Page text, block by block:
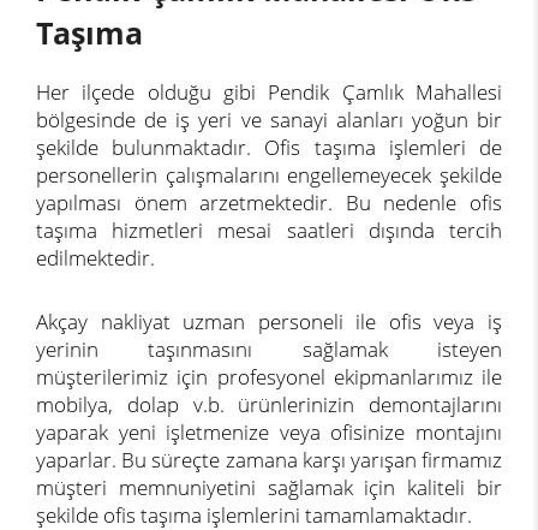
Taşıma
Her ilçede olduğu gibi Pendik Çamlık Mahallesi
bölgesinde de iş yeri ve sanayi alanları yoğun bir
şekilde bulunmaktadır. Ofis taşıma işlemleri de
personellerin çalışmalarını engellemeyecek şekilde
yapılması önem arzetmektedir. Bu nedenle ofis
taşıma hizmetleri mesai saatleri dışında tercih
edilmektedir.
Akçay nakliyat uzman personeli ile ofis veya iş
yerinin taşınmasını sağlamak isteyen
müşterilerimiz için profesyonel ekipmanlarımız ile
mobilya, dolap v.b. ürünlerinizin demontajlarını
yaparak yeni işletmenize veya ofisinize montajını
yaparlar. Bu süreçte zamana karşı yarışan firmamız
müşteri memnuniyetini sağlamak için kaliteli bir
şekilde ofis taşıma işlemlerini tamamlamaktadır.